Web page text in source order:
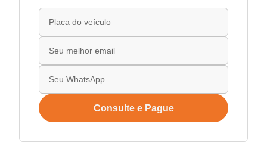
Consulte e Pague